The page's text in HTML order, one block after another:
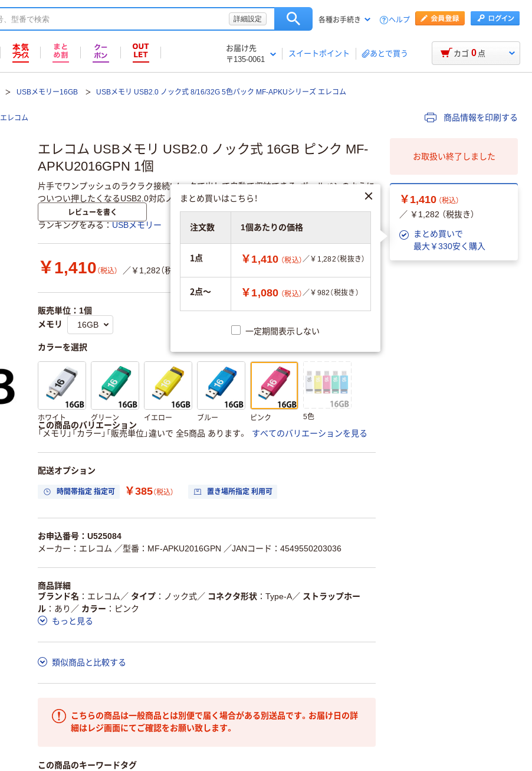
詳細設定 各種お手続き ヘルプ
お届け先
〒135-0061
スイートポイント あとで買う カゴ 0 点
USBメモリー16GB USBメモリ USB2.0 ノック式 8/16/32G 5色パック MF-APKUシリーズ エレコム
エレコム 商品情報を印刷する
エレコム USBメモリ USB2.0 ノック式 16GB ピンク MF-
APKU2016GPN 1個
片手でワンプッシュのラクラク接続!ノックで出して自動で収納できる、ボールペンのように
ついつい押したくなるUSB2.0対応ノック式USBメモリ。
レビューを書く
ランキングをみる USBメモリー
￥1,410 （税込） ／￥1,282（税抜き）
販売単位：1個
メモリ
カラーを選択
ホワイト グリーン イエロー ブルー ピンク 5色
この商品のバリエーション
「メモリ」「カラー」「販売単位」違いで 全5商品 あります。
すべてのバリエーションを見る
配送オプション
時間帯指定 指定可 ￥385（税込） 置き場所指定 利用可
お申込番号：U525084
メーカー：エレコム ／型番：MF-APKU2016GPN ／JANコード：4549550203036
商品詳細
ブランド名
エレコム ／ タイプ ノック式／ コネクタ形状 Type-A／ ストラップホー
ル
あり ／ カラー
ピンク
もっと見る
類似商品と比較する
こちらの商品は一般商品とは別便で届く場合がある別送品です。お届け日の詳
細はレジ画面にてご確認をお願い致します。
この商品のキーワードタグ
お取扱い終了しました
￥1,410 （税込）
／ ￥1,282 （税抜き）
まとめ買いで
最大￥330安く購入
まとめ買いはこちら！
注文数 1個あたりの価格
1点 ￥1,410 （税込）／￥1,282（税抜き）
2点～ ￥1,080 （税込）／￥982（税抜き）
一定期間表示しない